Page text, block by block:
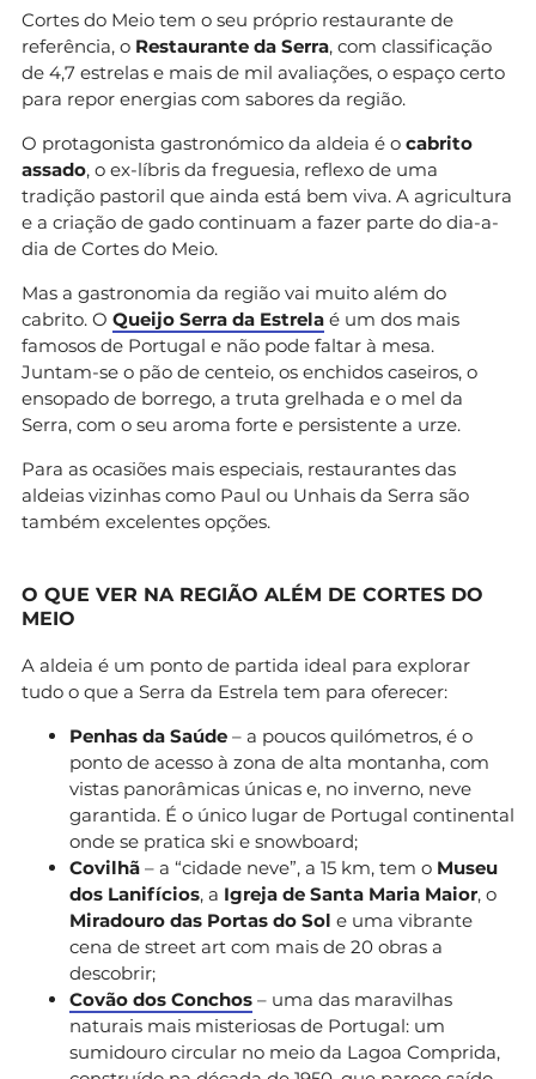
Cortes do Meio tem o seu próprio restaurante de
referência, o Restaurante da Serra, com classificação
de 4,7 estrelas e mais de mil avaliações, o espaço certo
para repor energias com sabores da região.
O protagonista gastronómico da aldeia é o cabrito
assado, o ex-líbris da freguesia, reflexo de uma
tradição pastoril que ainda está bem viva. A agricultura
e a criação de gado continuam a fazer parte do dia-a-
dia de Cortes do Meio.
Mas a gastronomia da região vai muito além do
cabrito. O Queijo Serra da Estrela é um dos mais
famosos de Portugal e não pode faltar à mesa.
Juntam-se o pão de centeio, os enchidos caseiros, o
ensopado de borrego, a truta grelhada e o mel da
Serra, com o seu aroma forte e persistente a urze.
Para as ocasiões mais especiais, restaurantes das
aldeias vizinhas como Paul ou Unhais da Serra são
também excelentes opções.
O QUE VER NA REGIÃO ALÉM DE CORTES DO
MEIO
A aldeia é um ponto de partida ideal para explorar
tudo o que a Serra da Estrela tem para oferecer:
Penhas da Saúde – a poucos quilómetros, é o
ponto de acesso à zona de alta montanha, com
vistas panorâmicas únicas e, no inverno, neve
garantida. É o único lugar de Portugal continental
onde se pratica ski e snowboard;
Covilhã – a “cidade neve”, a 15 km, tem o Museu
dos Lanifícios, a Igreja de Santa Maria Maior, o
Miradouro das Portas do Sol e uma vibrante
cena de street art com mais de 20 obras a
descobrir;
Covão dos Conchos – uma das maravilhas
naturais mais misteriosas de Portugal: um
sumidouro circular no meio da Lagoa Comprida,